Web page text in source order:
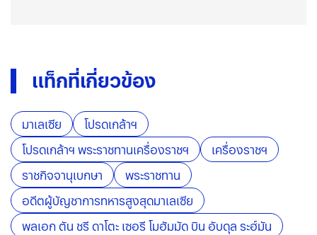
แท็กที่เกี่ยวข้อง
มาเลเซีย
โปรดเกล้าฯ
โปรดเกล้าฯ พระราชทานเครื่องราชฯ
เครื่องราชฯ
ราชกิจจานุเบกษา
พระราชทาน
อดีตผู้บัญชาการทหารสูงสุดมาเลเซีย
พลเอก ตัน ชรี ดาโตะ เซอรี โมฮัมมัด บิน อับดุล ระฮ์มัน